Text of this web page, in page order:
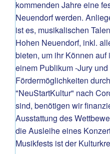
kommenden Jahre eine
Neuendorf werden.
ist es, musikalischen
Hohen Neuendorf, inkl.
bieten, um ihr Können
einem Publikum -Jury
Fördermöglichkeiten
"NeuStartKultur" nach
sind, benötigen wir
Ausstattung des
die Ausleihe eines
Musikfests ist der